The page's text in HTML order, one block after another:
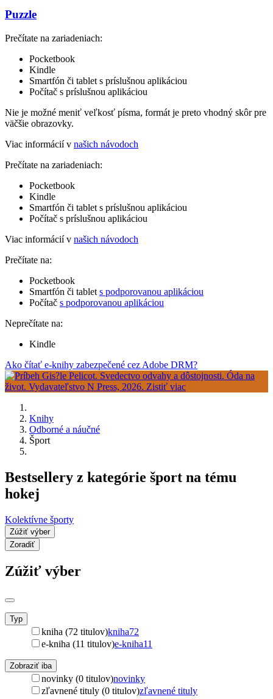
Puzzle
Prečítate na zariadeniach:
Pocketbook
Kindle
Smartfón či tablet s príslušnou aplikáciou
Počítač s príslušnou aplikáciou
Nie je možné meniť veľkosť písma, formát je preto vhodný skôr pre
väčšie obrazovky.
Viac informácií v našich návodoch
Prečítate na zariadeniach:
Pocketbook
Kindle
Smartfón či tablet s príslušnou aplikáciou
Počítač s príslušnou aplikáciou
Viac informácií v našich návodoch
Prečítate na:
Pocketbook
Smartfón či tablet s podporovanou aplikáciou
Počítač s podporovanou aplikáciou
Neprečítate na:
Kindle
Ako čítať e-knihy zabezpečené cez Adobe DRM?
Knihy
Odborné a náučné
Šport
Bestsellery z kategórie šport na tému
hokej
Kolektívne športy
Zúžiť výber
Zoradiť
Zúžiť výber
Typ
kniha (72 titulov)kniha72
e-kniha (11 titulov)e-kniha11
Zobraziť iba
novinky (0 titulov)novinky
zľavnené tituly (0 titulov)zľavnené tituly